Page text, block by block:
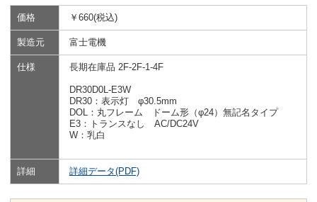
価格 ￥660(税込)
製造元 富士電機
仕様 長期在庫品 2F-2F-1-4F
DR30D0L-E3W
DR30：表示灯 φ30.5mm
DOL：丸フレーム ドーム形（φ24）無記名タイプ
E3：トランスなし AC/DC24V
W：乳白
詳細 詳細データ(PDF)